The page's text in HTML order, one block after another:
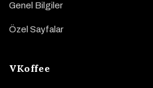
Genel Bilgiler
Özel Sayfalar
VKoffee